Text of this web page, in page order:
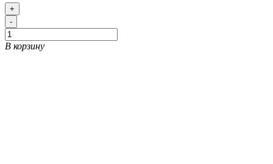
+
-
В корзину